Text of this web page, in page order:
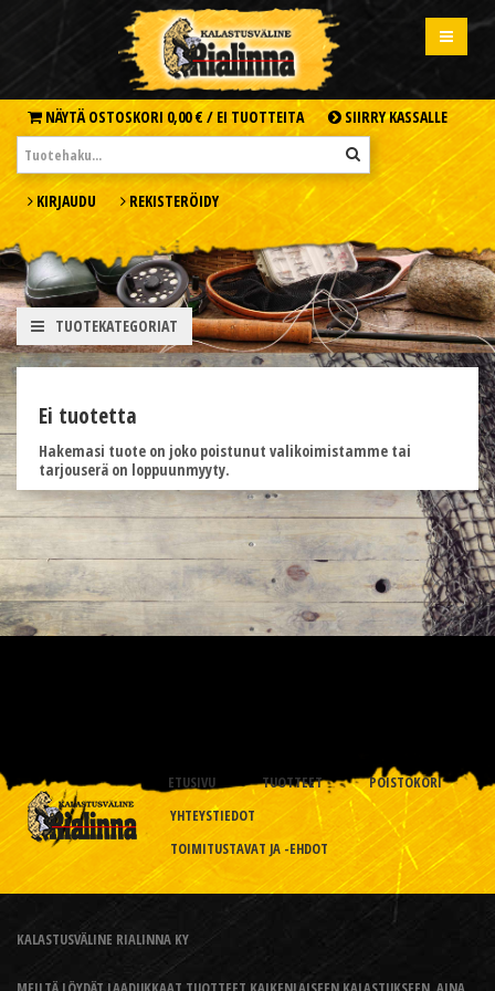
NÄYTÄ OSTOSKORI 0,00 € / EI TUOTTEITA SIIRRY KASSALLE
KIRJAUDU REKISTERÖIDY
TUOTEKATEGORIAT
Ei tuotetta
Hakemasi tuote on joko poistunut valikoimistamme tai
tarjouserä on loppuunmyyty.
ETUSIVU TUOTTEET
POISTOKORI
YHTEYSTIEDOT
TOIMITUSTAVAT JA -EHDOT
KALASTUSVÄLINE RIALINNA KY